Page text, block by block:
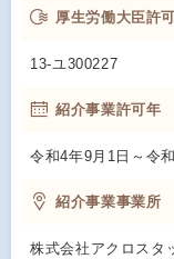
厚生労働大臣許
13-ユ300227
紹介事業許可年
令和4年9月1日～令
紹介事業事業所
株式会社アクロス